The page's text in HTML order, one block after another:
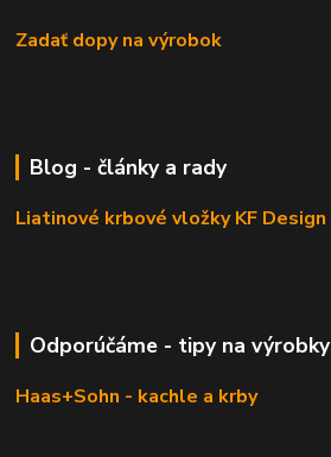
Zadať dopy na výrobok
Blog - články a rady
Liatinové krbové vložky KF Design
Odporúčáme - tipy na výrobky
Haas+Sohn - kachle a krby